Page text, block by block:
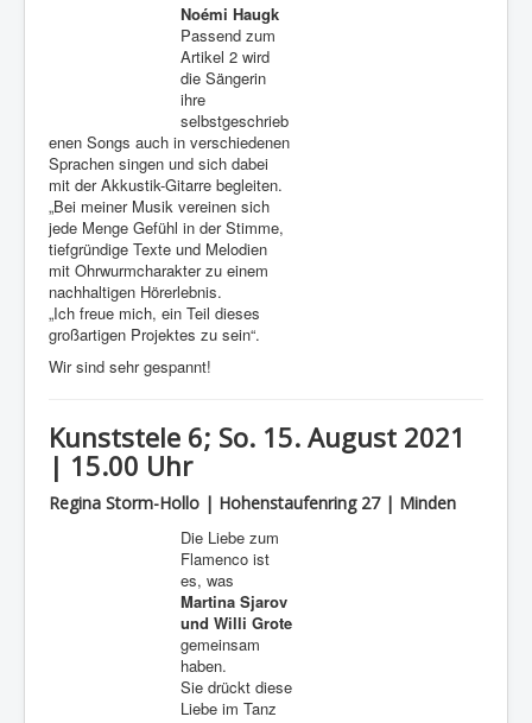
Noémi Haugk
Passend zum
Artikel 2 wird
die Sängerin
ihre
selbstgeschrieb
enen Songs auch in verschiedenen
Sprachen singen und sich dabei
mit der Akkustik-Gitarre begleiten.
„Bei meiner Musik vereinen sich
jede Menge Gefühl in der Stimme,
tiefgründige Texte und Melodien
mit Ohrwurmcharakter zu einem
nachhaltigen Hörerlebnis.
„Ich freue mich, ein Teil dieses
großartigen Projektes zu sein“.
Wir sind sehr gespannt!
Kunststele 6; So. 15. August 2021
| 15.00 Uhr
Regina Storm-Hollo | Hohenstaufenring 27 | Minden
Die Liebe zum
Flamenco ist
es, was
Martina Sjarov
und Willi Grote
gemeinsam
haben.
Sie drückt diese
Liebe im Tanz